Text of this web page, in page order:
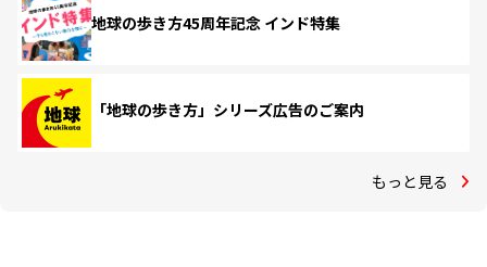
地球の歩き方45周年記念 インド特集
「地球の歩き方」シリーズ広告のご案内
もっと見る